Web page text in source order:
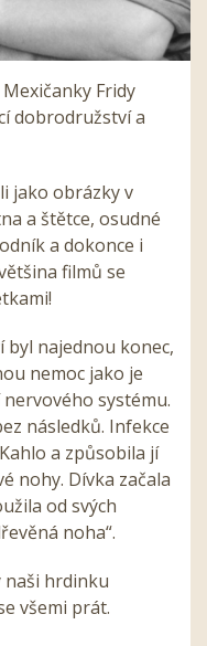
Fridy
dobrodružství a
jako obrázky v
a štětce, osudné
a dokonce i
filmů se
najednou konec,
nemoc jako je
systému.
následků. Infekce
a způsobila jí
nohy. Dívka začala
od svých
noha“.
naši hrdinku
všemi prát.